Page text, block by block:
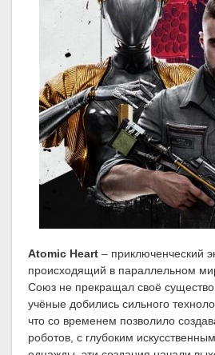
Atomic Heart – приключенческий
происходящий в параллельном
Союз не прекращал своё
учёные добились сильного
что со временем позволило
роботов, с глубоким